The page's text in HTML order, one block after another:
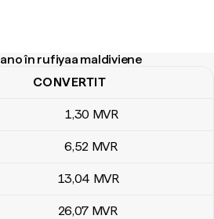
în rufiyaa maldiviene
în rufiyaa maldiviene
CONVERTIT
1,30 MVR
6,52 MVR
13,04 MVR
26,07 MVR